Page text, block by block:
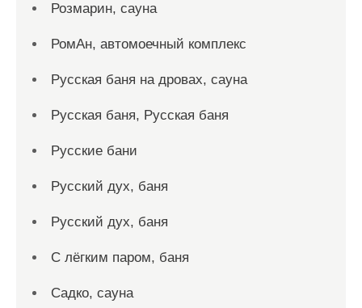
Розмарин, сауна
РомАн, автомоечный комплекс
Русская баня на дровах, сауна
Русская баня, Русская баня
Русские бани
Русский дух, баня
Русский дух, баня
С лёгким паром, баня
Садко, сауна